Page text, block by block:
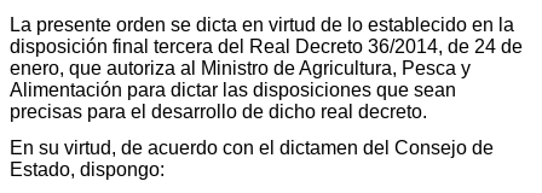
La presente orden se dicta en virtud de lo establecido en la
disposición final tercera del Real Decreto 36/2014, de 24 de
enero, que autoriza al Ministro de Agricultura, Pesca y
Alimentación para dictar las disposiciones que sean
precisas para el desarrollo de dicho real decreto.
En su virtud, de acuerdo con el dictamen del Consejo de
Estado, dispongo: